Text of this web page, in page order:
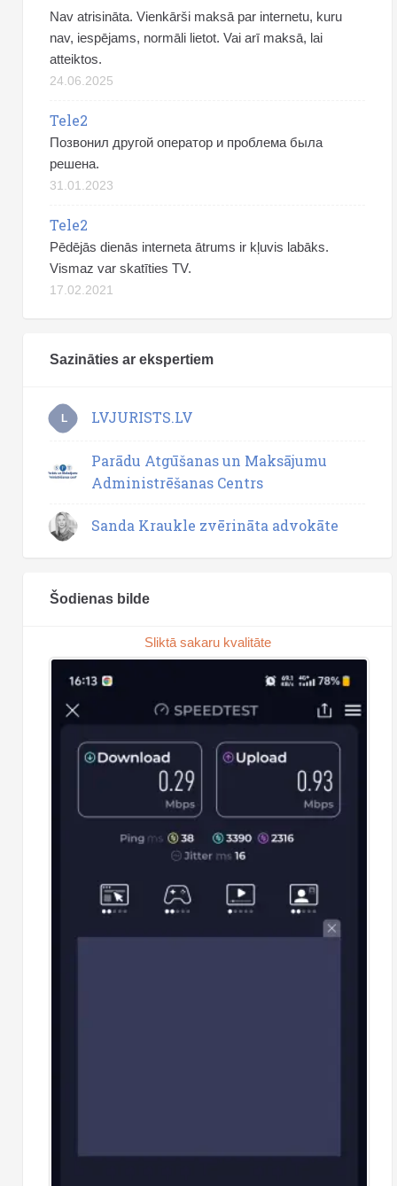
Nav atrisināta. Vienkārši maksā par internetu, kuru
nav, iespējams, normāli lietot. Vai arī maksā, lai
atteiktos.
24.06.2025
Tele2
Позвонил другой оператор и проблема была
решена.
31.01.2023
Tele2
Pēdējās dienās interneta ātrums ir kļuvis labāks.
Vismaz var skatīties TV.
17.02.2021
Sazināties ar ekspertiem
L LVJURISTS.LV
Parādu Atgūšanas un Maksājumu
Administrēšanas Centrs
Sanda Kraukle zvērināta advokāte
Šodienas bilde
Sliktā sakaru kvalitāte